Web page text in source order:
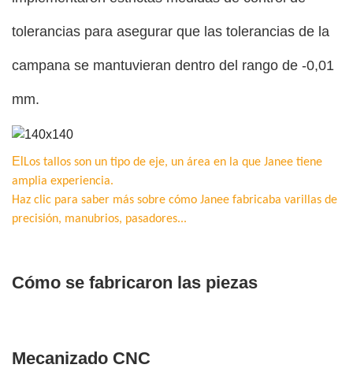
tolerancias para asegurar que las tolerancias de la
campana se mantuvieran dentro del rango de -0,01
mm.
El Los tallos son un tipo de eje, un área en la que Janee tiene
amplia experiencia.
Haz clic para saber más sobre cómo Janee fabricaba varillas de
precisión, manubrios, pasadores...
Cómo se fabricaron las piezas
Mecanizado CNC